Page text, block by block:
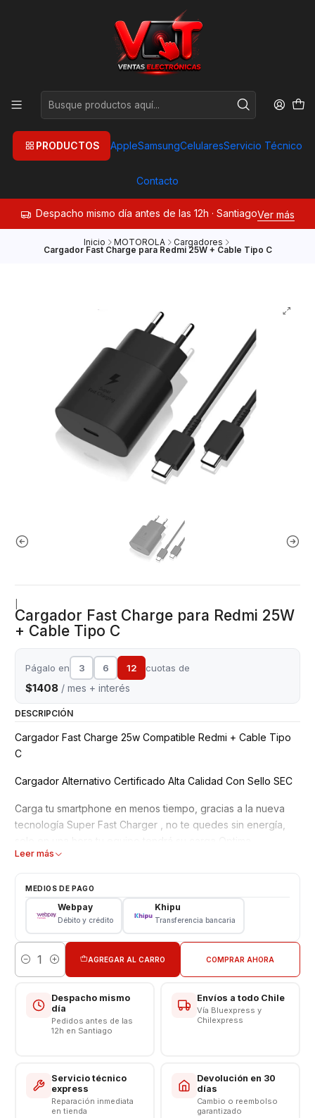
PRODUCTOS AppleSamsungCelularesServicio Técnico
Contacto
Despacho mismo día antes de las 12h · SantiagoVer más
Inicio MOTOROLA Cargadores
Cargador Fast Charge para Redmi 25W + Cable Tipo C
Cargador Fast Charge para Redmi 25W
+ Cable Tipo C
Págalo en 3 6 12 cuotas de
$1408 / mes + interés
DESCRIPCIÓN
Cargador Fast Charge 25w Compatible Redmi + Cable Tipo
C
Cargador Alternativo Certificado Alta Calidad Con Sello SEC
Carga tu smartphone en menos tiempo, gracias a la nueva
tecnología Super Fast Charger , no te quedes sin energía,
Compatible Carga Fast Charger y otros smartphone
Garantía 3 meses
Características
Cargador Salida Tipo C
Cable longitud 1 metro
Entrada: 100 - 240 volt
Carga rápida : 9 volt - 1.8 Amperes
Carga Super Rápida 9.0V= 2.77A
Leer más
MEDIOS DE PAGO
Webpay
Débito y crédito
Khipu
Transferencia bancaria
Cantidad
AGREGAR AL CARRO COMPRAR AHORA
Despacho mismo
día
Pedidos antes de las
12h en Santiago
Envíos a todo Chile
Vía Bluexpress y
Chilexpress
Servicio técnico
express
Reparación inmediata
en tienda
Devolución en 30
días
Cambio o reembolso
garantizado